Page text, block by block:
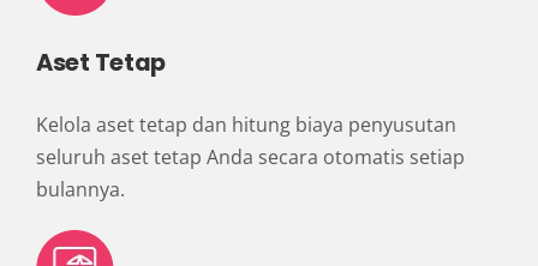
Aset Tetap
Kelola aset tetap dan hitung biaya penyusutan
seluruh aset tetap Anda secara otomatis setiap
bulannya.